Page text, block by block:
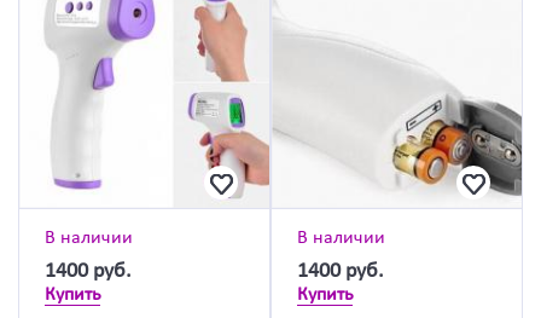
В наличии
1400 руб.
Купить
В наличии
1400 руб.
Купить